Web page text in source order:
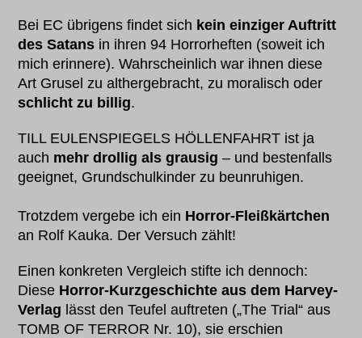
Bei EC übrigens findet sich kein einziger Auftritt
des Satans in ihren 94 Horrorheften (soweit ich
mich erinnere). Wahrscheinlich war ihnen diese
Art Grusel zu althergebracht, zu moralisch oder
schlicht zu billig.
TILL EULENSPIEGELS HÖLLENFAHRT ist ja
auch mehr drollig als grausig – und bestenfalls
geeignet, Grundschulkinder zu beunruhigen.
Trotzdem vergebe ich ein Horror-Fleißkärtchen
an Rolf Kauka. Der Versuch zählt!
Einen konkreten Vergleich stifte ich dennoch:
Diese Horror-Kurzgeschichte aus dem Harvey-
Verlag lässt den Teufel auftreten („The Trial“ aus
TOMB OF TERROR Nr. 10), sie erschien